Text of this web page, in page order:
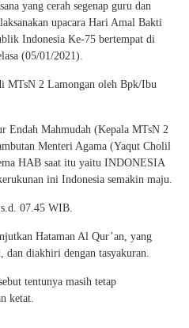
yang cerah segenap guru dan
upacara Hari Amal Bakti
Indonesia Ke-75 bertempat di
(05/01/2021).
MTsN 2 Lamongan oleh Bpk/Ibu
Endah Mahmudah (Kepala MTsN 2
Menteri Agama (Yaqut Cholil
HAB saat itu yaitu INDONESIA
ini Indonesia semakin maju.
07.45 WIB.
Hataman Al Qur’an, yang
diakhiri dengan tasyakuran.
tentunya masih tetap
ketat.